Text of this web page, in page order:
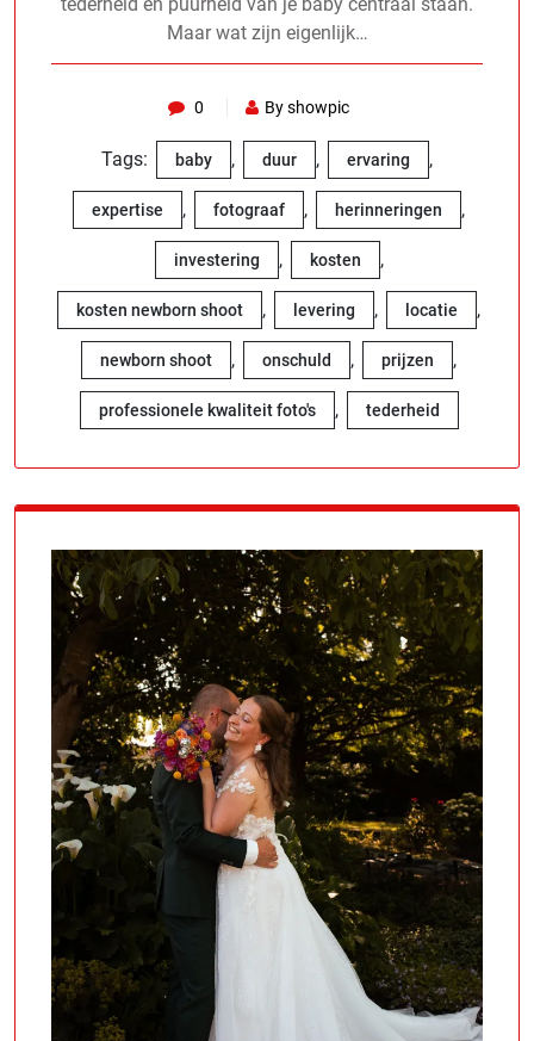
Maar wat zijn eigenlijk…
0 By showpic
Tags: baby , duur , ervaring ,
expertise , fotograaf , herinneringen ,
investering , kosten ,
kosten newborn shoot , levering , locatie ,
newborn shoot , onschuld , prijzen ,
professionele kwaliteit foto's , tederheid